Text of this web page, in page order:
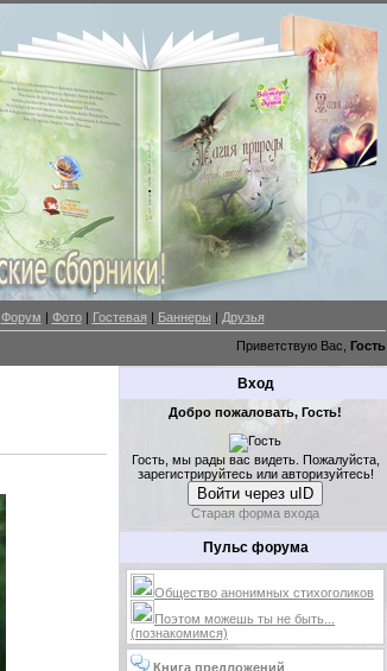
Форум | Фото| Гостевая | Баннеры | Друзья
Приветствую Вас, Гость
Вход
Добро пожаловать, Гость!
Гость, мы рады вас видеть. Пожалуйста,
зарегистрируйтесь или авторизуйтесь!
Войти через uID
Старая форма входа
Пульс форума
Общество анонимных стихоголиков
Поэтом можешь ты не быть...
(познакомимся)
Книга предложений